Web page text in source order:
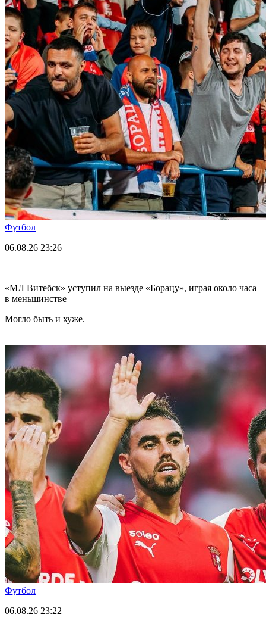
Футбол
06.08.26 23:26
«МЛ Витебск» уступил на выезде «Борацу», играя около часа
в меньшинстве
Могло быть и хуже.
Футбол
06.08.26 23:22